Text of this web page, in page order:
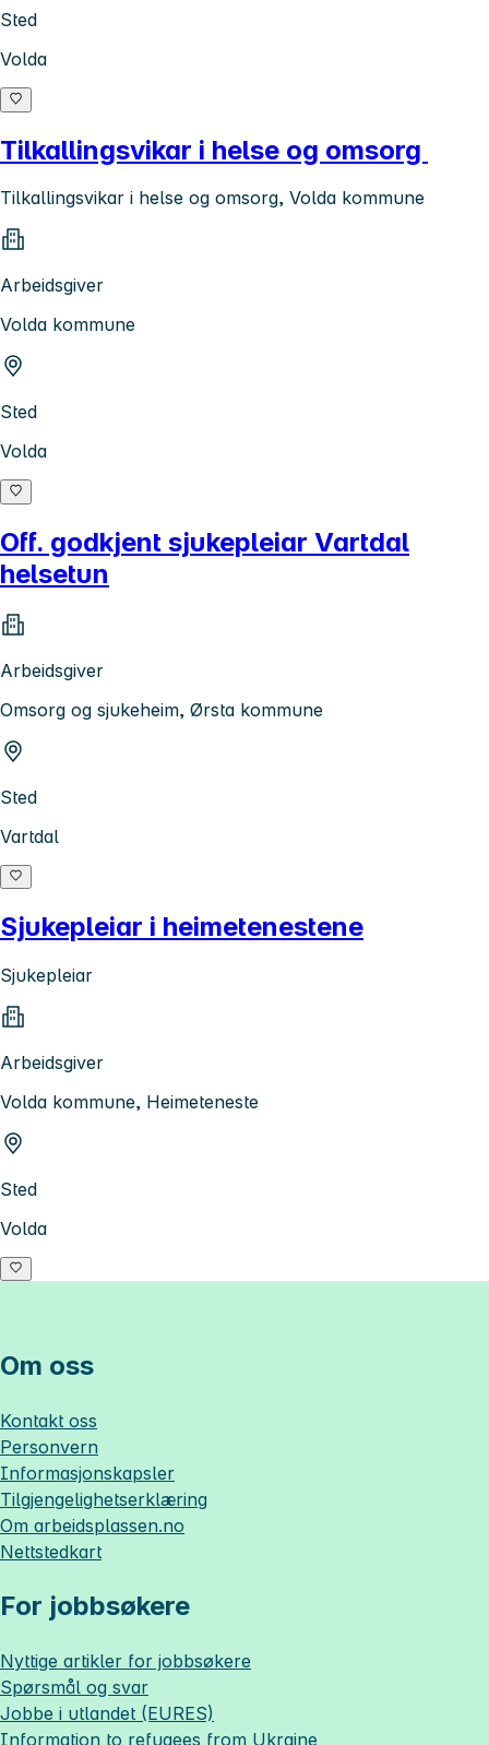
Sted
Volda
Tilkallingsvikar i helse og omsorg
Tilkallingsvikar i helse og omsorg, Volda kommune
Arbeidsgiver
Volda kommune
Sted
Volda
Off. godkjent sjukepleiar Vartdal
helsetun
Arbeidsgiver
Omsorg og sjukeheim, Ørsta kommune
Sted
Vartdal
Sjukepleiar i heimetenestene
Sjukepleiar
Arbeidsgiver
Volda kommune, Heimeteneste
Sted
Volda
Om oss
Kontakt oss
Personvern
Informasjonskapsler
Tilgjengelighetserklæring
Om arbeidsplassen.no
Nettstedkart
For jobbsøkere
Nyttige artikler for jobbsøkere
Spørsmål og svar
Jobbe i utlandet (EURES)
Information to refugees from Ukraine